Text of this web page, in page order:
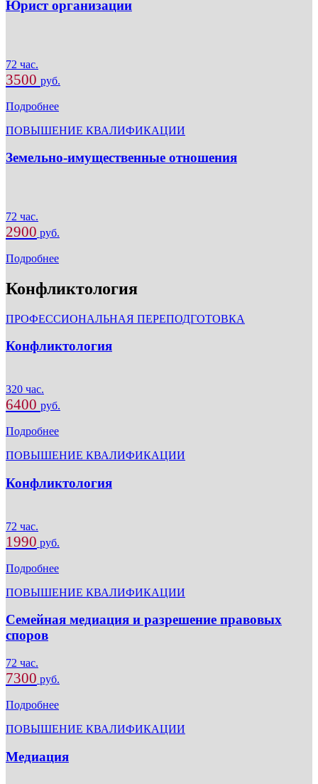
Юрист организации
72 час.
3500 руб.
Подробнее
ПОВЫШЕНИЕ КВАЛИФИКАЦИИ
Земельно-имущественные отношения
72 час.
2900 руб.
Подробнее
Конфликтология
ПРОФЕССИОНАЛЬНАЯ ПЕРЕПОДГОТОВКА
Конфликтология
320 час.
6400 руб.
Подробнее
ПОВЫШЕНИЕ КВАЛИФИКАЦИИ
Конфликтология
72 час.
1990 руб.
Подробнее
ПОВЫШЕНИЕ КВАЛИФИКАЦИИ
Семейная медиация и разрешение правовых
споров
72 час.
7300 руб.
Подробнее
ПОВЫШЕНИЕ КВАЛИФИКАЦИИ
Медиация